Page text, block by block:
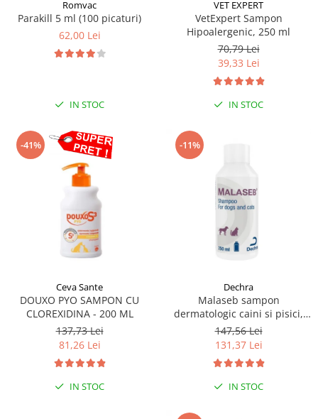
Sampoane si Balsamuri
Servetele Umede
Covorase absorbante
Curatare Ochi
Solutii Atractante si repelente
Custi transport - Pisici
Jucarii Pisici
Lese, Hamuri si Zgarzi
Romvac
Parakill 5 ml (100 picaturi)
62,00 Lei
IN STOC
VET EXPERT
VetExpert Sampon
Hipoalergenic, 250 ml
70,79 Lei
39,33 Lei
IN STOC
-41%
Ceva Sante
DOUXO PYO SAMPON CU
CLOREXIDINA - 200 ML
137,73 Lei
81,26 Lei
IN STOC
-11%
Dechra
Malaseb sampon
dermatologic caini si pisici,
250 ml
147,56 Lei
131,37 Lei
IN STOC